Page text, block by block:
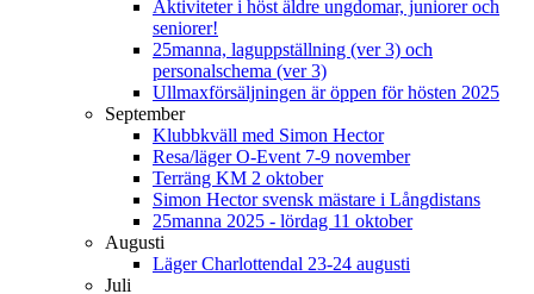
Aktiviteter i höst äldre ungdomar, juniorer och
seniorer!
25manna, laguppställning (ver 3) och
personalschema (ver 3)
Ullmaxförsäljningen är öppen för hösten 2025
September
Klubbkväll med Simon Hector
Resa/läger O-Event 7-9 november
Terräng KM 2 oktober
Simon Hector svensk mästare i Långdistans
25manna 2025 - lördag 11 oktober
Augusti
Läger Charlottendal 23-24 augusti
Juli